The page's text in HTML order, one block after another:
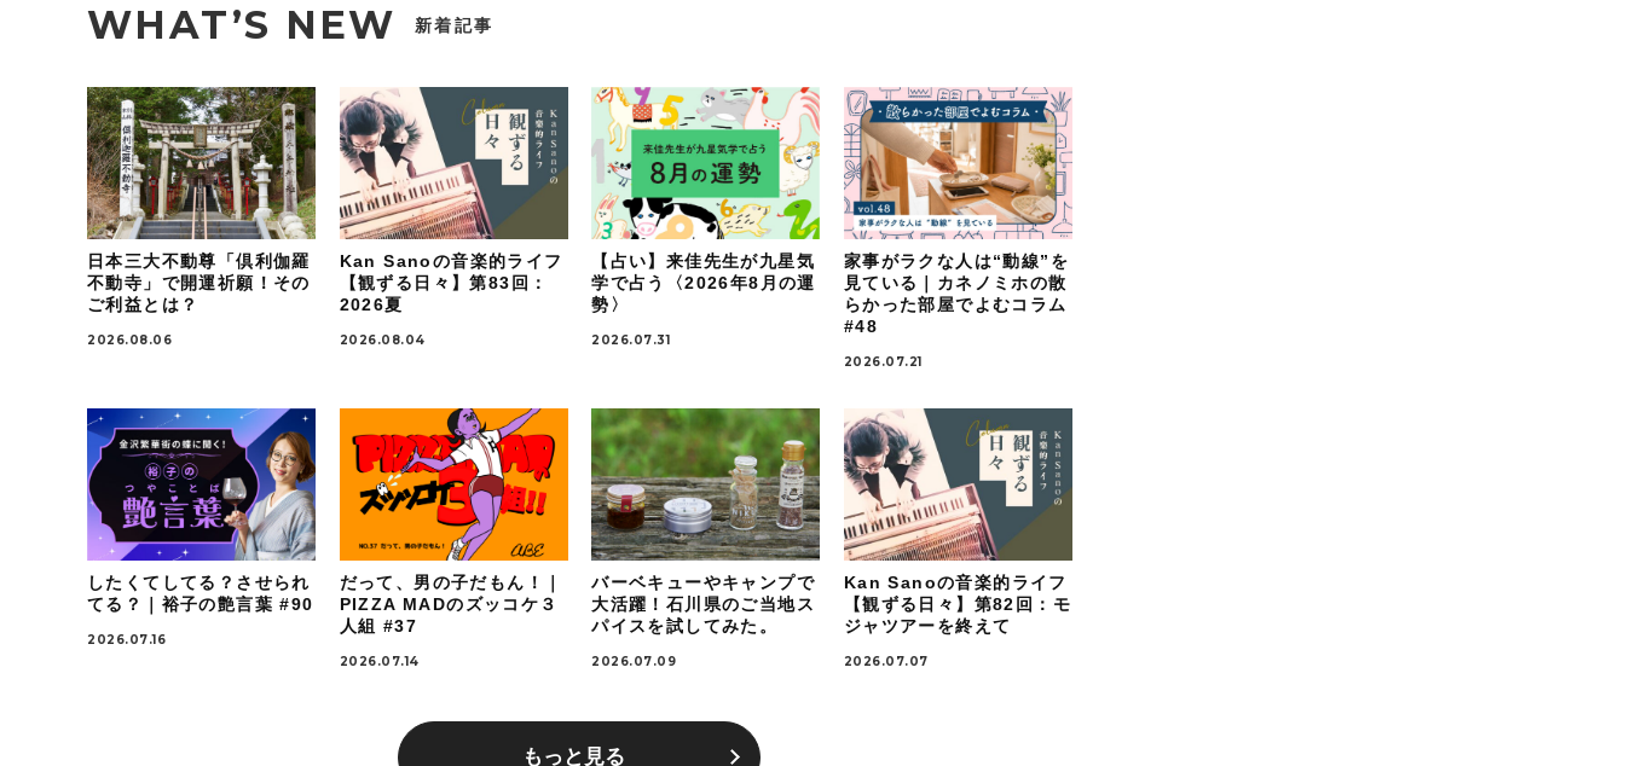
WHAT’S NEW 新着記事
日本三大不動尊「倶利伽羅
不動寺」で開運祈願！その
ご利益とは？
2026.08.06
Kan Sanoの音楽的ライフ
【観ずる日々】第83回：
2026夏
2026.08.04
【占い】来佳先生が九星気
学で占う〈2026年8月の運
勢〉
2026.07.31
家事がラクな人は“動線”を
見ている｜カネノミホの散
らかった部屋でよむコラム
#48
2026.07.21
したくてしてる？させられ
てる？｜裕子の艶言葉 #90
2026.07.16
だって、男の子だもん！｜
PIZZA MADのズッコケ３
人組 #37
2026.07.14
バーベキューやキャンプで
大活躍！石川県のご当地ス
パイスを試してみた。
2026.07.09
Kan Sanoの音楽的ライフ
【観ずる日々】第82回：モ
ジャツアーを終えて
2026.07.07
もっと見る